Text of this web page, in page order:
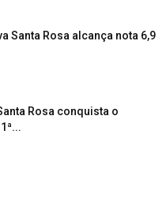
Santa Rosa alcança nota 6,9
Rosa conquista o